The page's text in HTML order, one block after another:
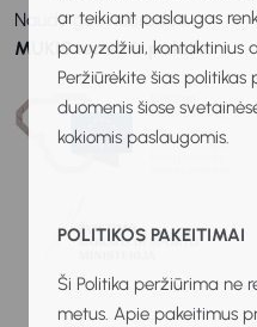
ar teikiant paslaugas
pavyzdžiui, kontaktinius
Peržiūrėkite šias
duomenis šiose
kokiomis paslaugomis.
POLITIKOS PAKEITIMAI
Ši Politika peržiūrima ne
metus. Apie pakeitimus
Naudingos nuorodos
MUKIS remia ir palaiko